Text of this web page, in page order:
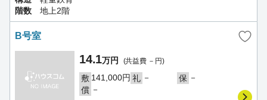
階数
地上2階
B号室
14.1万円 (共益費 －円)
敷 141,000円 礼 － 保 －
償 －